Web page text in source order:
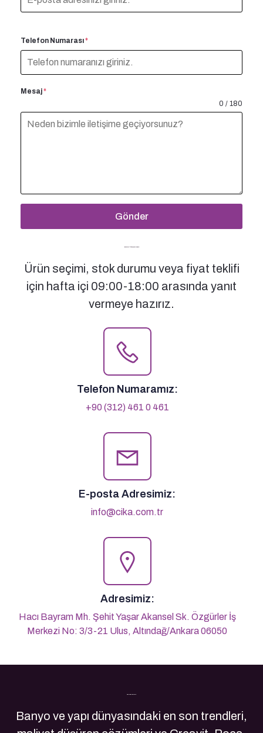
Telefon Numarası*
Mesaj*
0 / 180
Gönder
Bizimle İletişime Geçin
Ürün seçimi, stok durumu veya fiyat teklifi
için hafta içi 09:00-18:00 arasında yanıt
vermeye hazırız.
Telefon Numaramız:
+90 (312) 461 0 461
E-posta Adresimiz:
info@cika.com.tr
Adresimiz:
Hacı Bayram Mh. Şehit Yaşar Akansel Sk. Özgürler İş
Merkezi No: 3/3-21 Ulus, Altındağ/Ankara 06050
Son Yazılarımız
Banyo ve yapı dünyasındaki en son trendleri,